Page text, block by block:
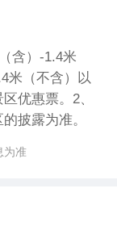
含）-1.4米
米（不含）以
优惠票。2、
披露为准。
为准